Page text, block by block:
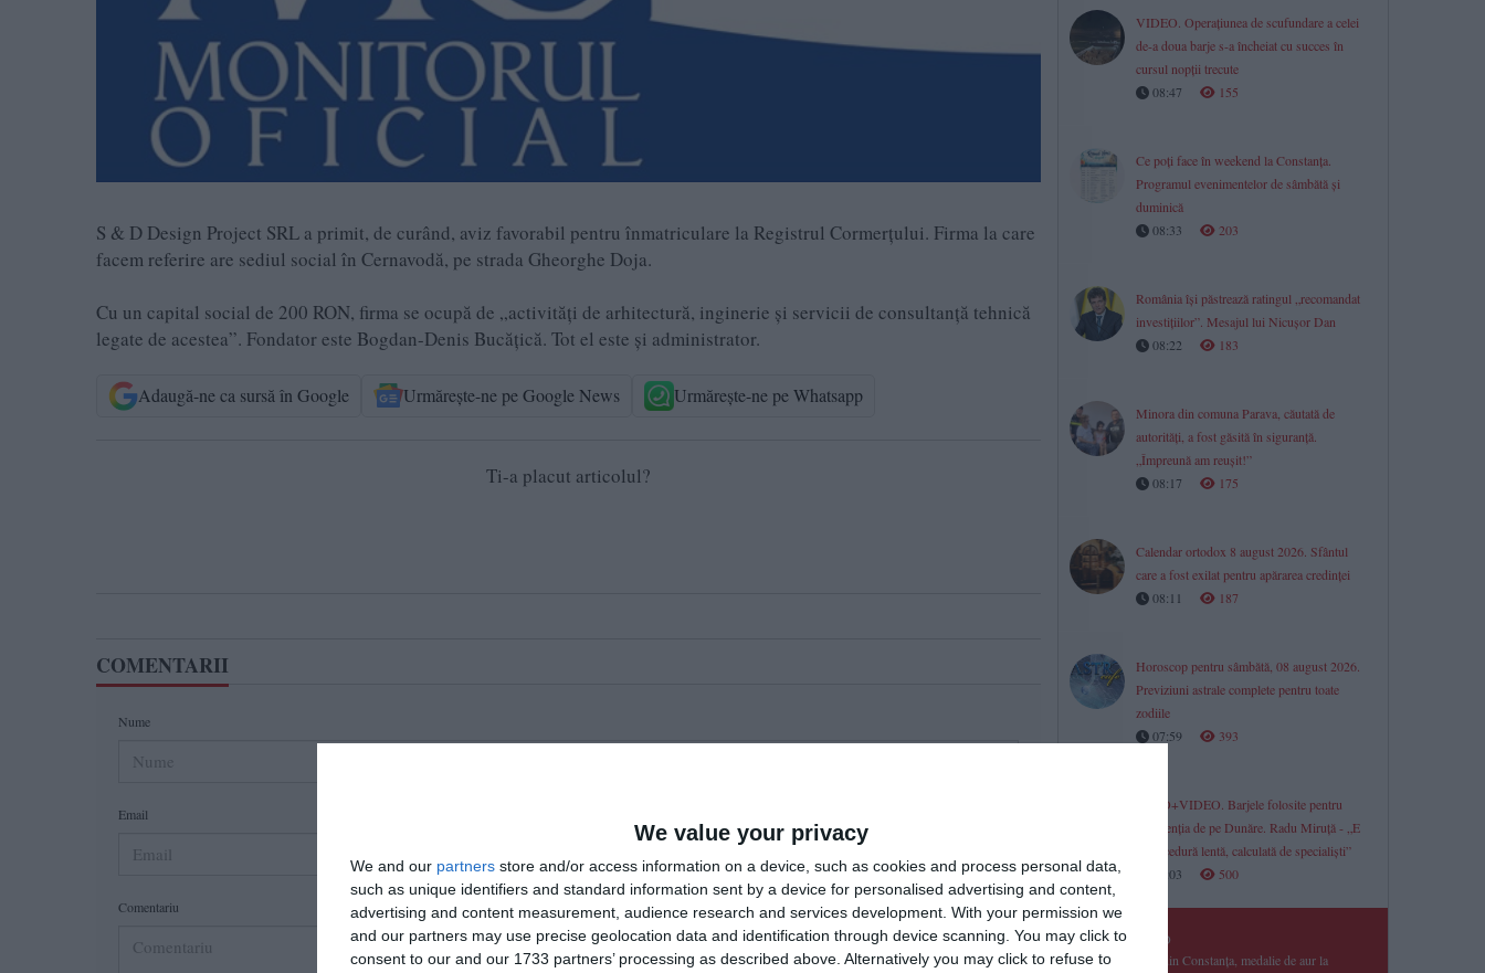
We value your privacy
We and our partners store and/or access information on a device, such as cookies and process personal data,
such as unique identifiers and standard information sent by a device for personalised advertising and content,
advertising and content measurement, audience research and services development. With your permission we
and our partners may use precise geolocation data and identification through device scanning. You may click to
consent to our and our 1733 partners’ processing as described above. Alternatively you may click to refuse to
S & D Design Project SRL a primit, de curând, aviz favorabil pentru înmatriculare la Registrul Cormerţului. Firma la care
facem referire are sediul social în Cernavodă, pe strada Gheorghe Doja.
Cu un capital social de 200 RON, firma se ocupă de „activităţi de arhitectură, inginerie şi servicii de consultanţă tehnică
legate de acestea”. Fondator este Bogdan-Denis Bucăţică. Tot el este şi administrator.
Adaugă-ne ca sursă în Google Urmărește-ne pe Google News Urmărește-ne pe Whatsapp
Ti-a placut articolul?
COMENTARII
Nume
Email
Comentariu
VIDEO. Operațiunea de scufundare a celei
de-a doua barje s-a încheiat cu succes în
cursul nopții trecute
08:47
155
Ce poți face în weekend la Constanța.
Programul evenimentelor de sâmbătă și
duminică
08:33
203
România își păstrează ratingul „recomandat
investițiilor”. Mesajul lui Nicușor Dan
08:22
183
Minora din comuna Parava, căutată de
autorități, a fost găsită în siguranță.
„Împreună am reușit!”
08:17
175
Calendar ortodox 8 august 2026. Sfântul
care a fost exilat pentru apărarea credinței
08:11
187
Horoscop pentru sâmbătă, 08 august 2026.
Previziuni astrale complete pentru toate
zodiile
07:59
393
FOTO+VIDEO. Barjele folosite pentru
intervenția de pe Dunăre. Radu Miruță - „E
o procedură lentă, calculată de specialiști”
23:03
500
FOTO
Elev din Constanța, medalie de aur la